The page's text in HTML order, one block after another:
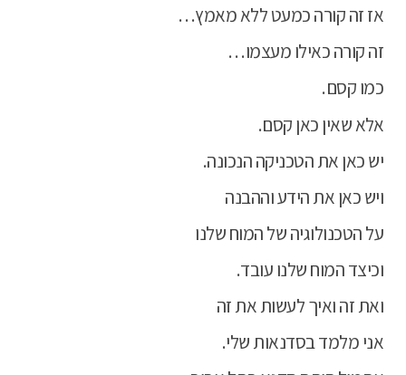
אז זה קורה כמעט ללא מאמץ…
זה קורה כאילו מעצמו…
כמו קסם.
אלא שאין כאן קסם.
יש כאן את הטכניקה הנכונה.
ויש כאן את הידע וההבנה
על הטכנולוגיה של המוח שלנו
וכיצד המוח שלנו עובד.
ואת זה ואיך לעשות את זה
אני מלמד בסדנאות שלי.